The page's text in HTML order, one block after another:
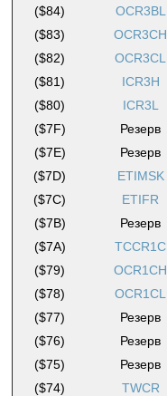
($84)
OCR3BL
($83)
OCR3CH
($82)
OCR3CL
($81)
ICR3H
($80)
ICR3L
($7F)
Резерв
($7E)
Резерв
($7D)
ETIMSK
($7C)
ETIFR
($7B)
Резерв
($7A)
TCCR1C
($79)
OCR1CH
($78)
OCR1CL
($77)
Резерв
($76)
Резерв
($75)
Резерв
($74)
TWCR